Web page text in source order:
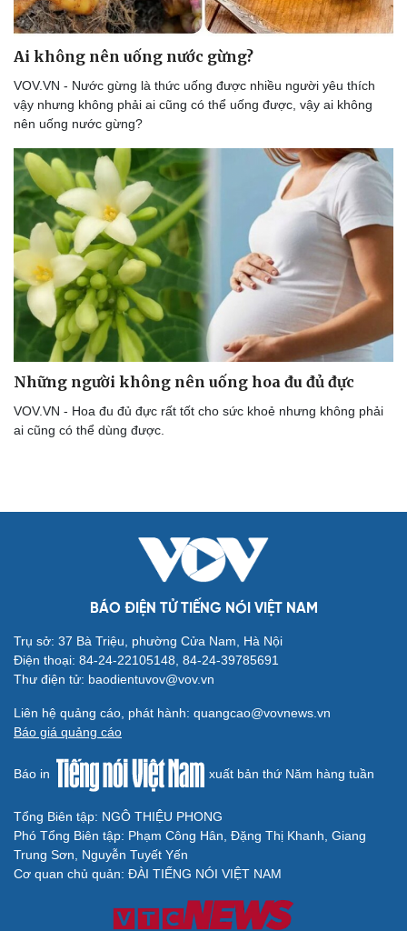
Ai không nên uống nước gừng?
VOV.VN - Nước gừng là thức uống được nhiều người yêu thích
vậy nhưng không phải ai cũng có thể uống được, vậy ai không
nên uống nước gừng?
Những người không nên uống hoa đu đủ đực
VOV.VN - Hoa đu đủ đực rất tốt cho sức khoẻ nhưng không phải
ai cũng có thể dùng được.
BÁO ĐIỆN TỬ TIẾNG NÓI VIỆT NAM
Trụ sở: 37 Bà Triệu, phường Cửa Nam, Hà Nội
Điện thoại: 84-24-22105148, 84-24-39785691
Thư điện tử: baodientuvov@vov.vn
Liên hệ quảng cáo, phát hành: quangcao@vovnews.vn
Báo giá quảng cáo
Báo in xuất bản thứ Năm hàng tuần
Tổng Biên tập: NGÔ THIỆU PHONG
Phó Tổng Biên tập: Phạm Công Hân, Đặng Thị Khanh, Giang
Trung Sơn, Nguyễn Tuyết Yến
Cơ quan chủ quản: ĐÀI TIẾNG NÓI VIỆT NAM